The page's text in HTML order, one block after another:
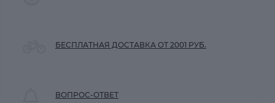
БЕСПЛАТНАЯ ДОСТАВКА ОТ 2001 РУБ.
ВОПРОС-ОТВЕТ